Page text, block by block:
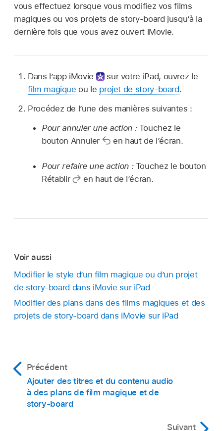
vous effectuez lorsque vous modifiez vos films
magiques ou vos projets de story-board jusqu’à la
dernière fois que vous avez ouvert iMovie.
Dans l’app iMovie
sur votre iPad, ouvrez le
film magique ou le projet de story-board.
Procédez de l’une des manières suivantes :
Pour annuler une action : Touchez le
bouton Annuler
en haut de l’écran.
Pour refaire une action : Touchez le bouton
Rétablir
en haut de l’écran.
Voir aussi
Modifier le style d’un film magique ou d’un projet
de story-board dans iMovie sur iPad
Modifier des plans dans des films magiques et des
projets de story-board dans iMovie sur iPad
Précédent
Ajouter des titres et du contenu audio
à des plans de film magique et de
story-board
Suivant